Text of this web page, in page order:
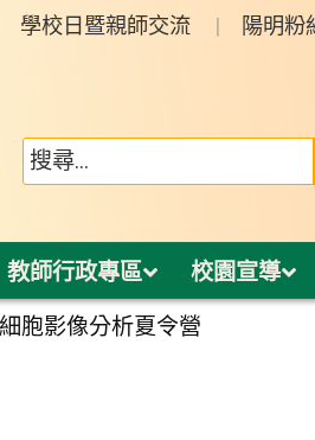
學校日暨親師交流 陽明粉
教師行政專區 校園宣導
胞影像分析夏令營